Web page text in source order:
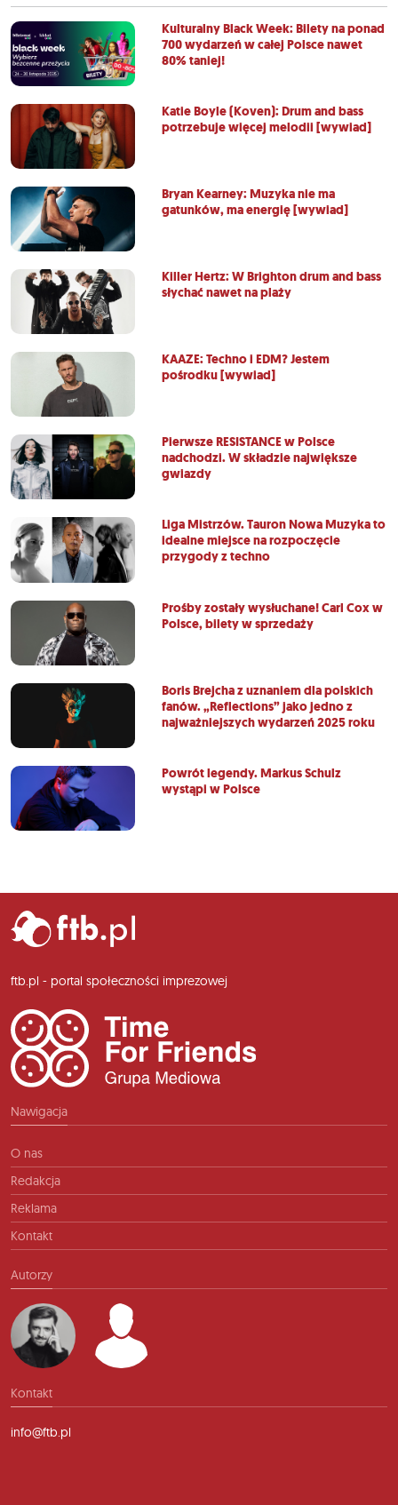
Kulturalny Black Week: Bilety na ponad
700 wydarzeń w całej Polsce nawet
80% taniej!
Katie Boyle (Koven): Drum and bass
potrzebuje więcej melodii [wywiad]
Bryan Kearney: Muzyka nie ma
gatunków, ma energię [wywiad]
Killer Hertz: W Brighton drum and bass
słychać nawet na plaży
KAAZE: Techno i EDM? Jestem
pośrodku [wywiad]
Pierwsze RESISTANCE w Polsce
nadchodzi. W składzie największe
gwiazdy
Liga Mistrzów. Tauron Nowa Muzyka to
idealne miejsce na rozpoczęcie
przygody z techno
Prośby zostały wysłuchane! Carl Cox w
Polsce, bilety w sprzedaży
Boris Brejcha z uznaniem dla polskich
fanów. „Reflections” jako jedno z
najważniejszych wydarzeń 2025 roku
Powrót legendy. Markus Schulz
wystąpi w Polsce
ftb.pl - portal społeczności imprezowej
Nawigacja
O nas
Redakcja
Reklama
Kontakt
Autorzy
Kontakt
info@ftb.pl